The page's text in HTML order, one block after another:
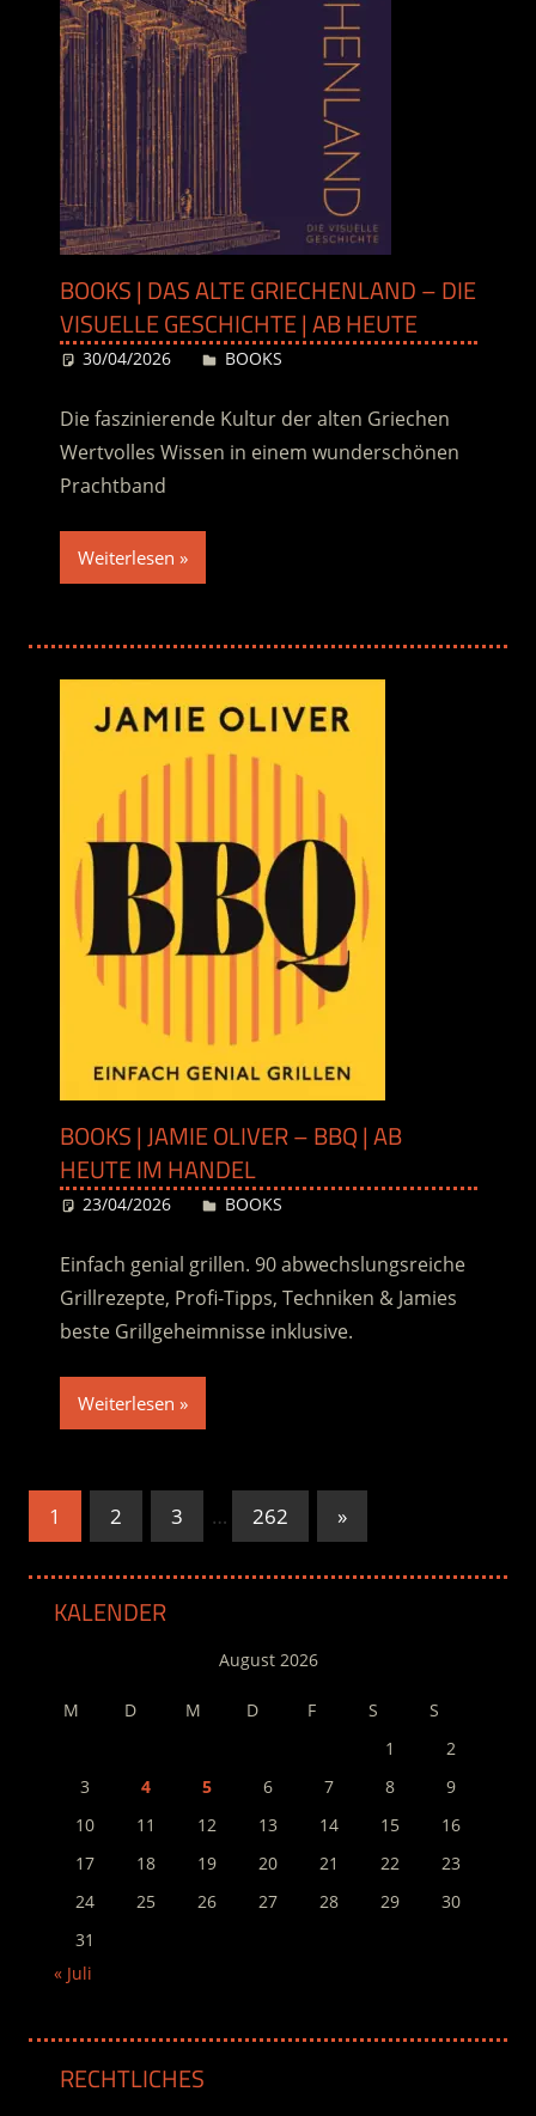
BOOKS | DAS ALTE GRIECHENLAND – DIE
VISUELLE GESCHICHTE | AB HEUTE
30/04/2026 Desiree
BOOKS
Die faszinierende Kultur der alten Griechen
Wertvolles Wissen in einem wunderschönen
Prachtband
Weiterlesen
BOOKS | JAMIE OLIVER – BBQ | AB
HEUTE IM HANDEL
23/04/2026 Desiree
BOOKS
Einfach genial grillen. 90 abwechslungsreiche
Grillrezepte, Profi-Tipps, Techniken & Jamies
beste Grillgeheimnisse inklusive.
Weiterlesen
Seitennummerierung
Beiträge
1 2 3 … 262
Nächste
Beiträge
»
KALENDER
August 2026
M D M D F S
S
1
2
3
4 5 6 7 8
9
10
11 12 13 14 15
16
17
18 19 20 21 22
23
24
25 26 27 28 29
30
31
« Juli
RECHTLICHES